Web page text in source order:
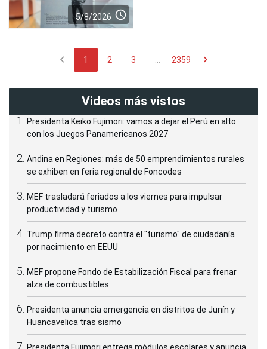
5/8/2026 access_time
chevron_left 1 2 3 ... 2359 chevron_right
Videos más vistos
Presidenta Keiko Fujimori: vamos a dejar el Perú en alto
con los Juegos Panamericanos 2027
Andina en Regiones: más de 50 emprendimientos rurales
se exhiben en feria regional de Foncodes
MEF trasladará feriados a los viernes para impulsar
productividad y turismo
Trump firma decreto contra el "turismo" de ciudadanía
por nacimiento en EEUU
MEF propone Fondo de Estabilización Fiscal para frenar
alza de combustibles
Presidenta anuncia emergencia en distritos de Junín y
Huancavelica tras sismo